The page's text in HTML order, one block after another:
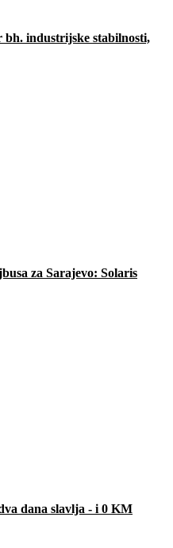
industrijske stabilnosti,
za Sarajevo: Solaris
dana slavlja - i 0 KM